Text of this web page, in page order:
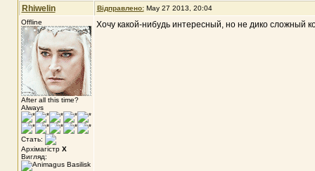
Rhiwelin Відправлено: May 27 2013, 20:04
Offline
After all this time?
Always
Стать:
Архімагістр X
Вигляд:
Хочу какой-нибудь интересный, но не дико сложный